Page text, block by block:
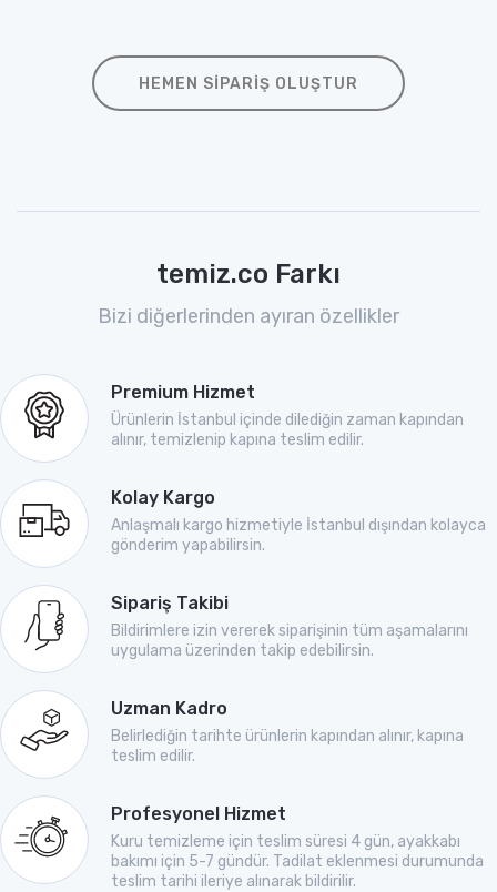
HEMEN SIPARIŞ OLUŞTUR
temiz.co Farkı
Bizi diğerlerinden ayıran özellikler
Premium Hizmet
Ürünlerin İstanbul içinde dilediğin zaman kapından
alınır, temizlenip kapına teslim edilir.
Kolay Kargo
Anlaşmalı kargo hizmetiyle İstanbul dışından kolayca
gönderim yapabilirsin.
Sipariş Takibi
Bildirimlere izin vererek siparişinin tüm aşamalarını
uygulama üzerinden takip edebilirsin.
Uzman Kadro
Belirlediğin tarihte ürünlerin kapından alınır, kapına
teslim edilir.
Profesyonel Hizmet
Kuru temizleme için teslim süresi 4 gün, ayakkabı
bakımı için 5-7 gündür. Tadilat eklenmesi durumunda
teslim tarihi ileriye alınarak bildirilir.